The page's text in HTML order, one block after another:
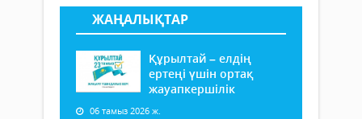
ЖАҢАЛЫҚТАР
Құрылтай – елдің
ертеңі үшін ортақ
жауапкершілік
06 тамыз 2026 ж.